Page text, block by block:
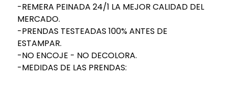
-REMERA PEINADA 24/1 LA MEJOR CALIDAD DEL
MERCADO.
-PRENDAS TESTEADAS 100% ANTES DE
ESTAMPAR.
-NO ENCOJE - NO DECOLORA.
-MEDIDAS DE LAS PRENDAS: